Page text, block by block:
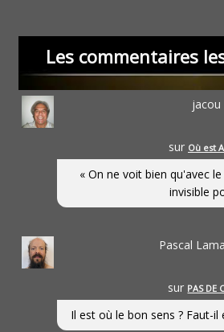
Les commentaires
jacou
sur Où est
« On ne voit bien qu'avec
invisible
Pascal
sur PAS DE
Il est où le bon sens ? Faut-il